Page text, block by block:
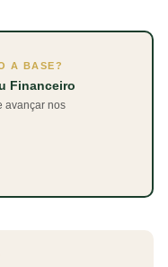
A BASE?
Financeiro
avançar nos